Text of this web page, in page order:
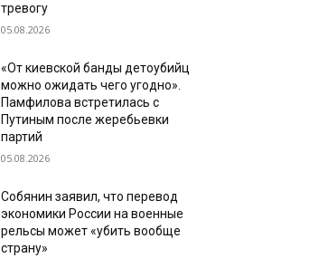
тревогу
05.08.2026
«От киевской банды детоубийц
можно ожидать чего угодно».
Памфилова встретилась с
Путиным после жеребьевки
партий
05.08.2026
Собянин заявил, что перевод
экономики России на военные
рельсы может «убить вообще
страну»